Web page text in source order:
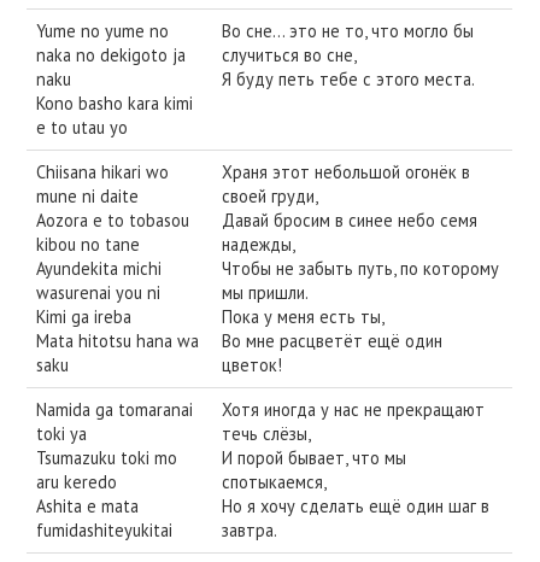
Yume no yume no
naka no dekigoto ja
naku
Kono basho kara kimi
e to utau yo
Во сне… это не то, что могло бы
случиться во сне,
Я буду петь тебе с этого места.
Chiisana hikari wo
mune ni daite
Aozora e to tobasou
kibou no tane
Ayundekita michi
wasurenai you ni
Kimi ga ireba
Mata hitotsu hana wa
saku
Храня этот небольшой огонёк в
своей груди,
Давай бросим в синее небо семя
надежды,
Чтобы не забыть путь, по которому
мы пришли.
Пока у меня есть ты,
Во мне расцветёт ещё один
цветок!
Namida ga tomaranai
toki ya
Tsumazuku toki mo
aru keredo
Ashita e mata
fumidashiteyukitai
Хотя иногда у нас не прекращают
течь слёзы,
И порой бывает, что мы
спотыкаемся,
Но я хочу сделать ещё один шаг в
завтра.